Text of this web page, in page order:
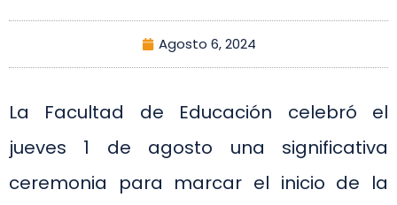
Agosto 6, 2024
La Facultad de Educación celebró el
jueves 1 de agosto una significativa
ceremonia para marcar el inicio de la